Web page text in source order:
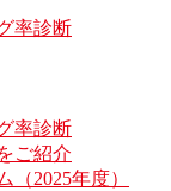
率診断
率診断
ご紹介
2025年度）